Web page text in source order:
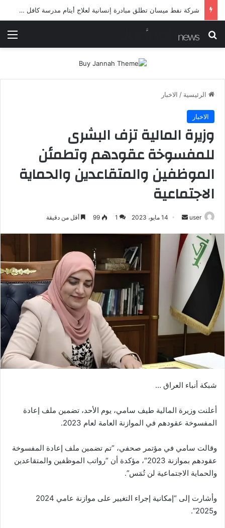
شرطة ميسان تلقي القبض على مطلقي العيارات النارية أثناء تشييع جنائزي في العمارة
بحث عن
الرئيسية / الاخبار
الاخبار
وزيرة المالية تزف البشرى
للمفسوخة عقودهم وتطمئن
الموظفين والمتقاعدين والحماية
الاجتماعية
user
أرسل
إلكترونيا
14 مايو، 2023 1
99 أقل من دقيقة
شبكة أنباء العراق …
أعلنت وزيرة المالية طيف سامي، يوم الأحد، تضمين ملف إعادة
المفسوخة عقودهم في الموازنة العامة لعام 2023.
وقالت سامي في مؤتمر صحفي، “تم تضمين ملف إعادة المفسوخة
عقودهم بموازنة 2023″، مؤكدة أن “رواتب الموظفين والمتقاعدين
والحماية الاجتماعية لن تُمَس”.
وأشارت إلى “إمكانية إجراء التغيير على موازنة عامي 2024
و2025”.